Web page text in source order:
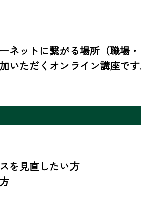
ネットに繋がる場所（職場
いただくオンライン講座です
を見直したい方